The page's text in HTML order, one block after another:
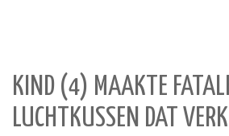
KIND (4) MAAKTE
LUCHTKUSSEN DAT